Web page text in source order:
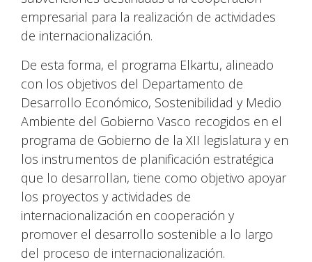
empresarial para la realización de actividades
de internacionalización.
De esta forma, el programa Elkartu, alineado
con los objetivos del Departamento de
Desarrollo Económico, Sostenibilidad y Medio
Ambiente del Gobierno Vasco recogidos en el
programa de Gobierno de la XII legislatura y en
los instrumentos de planificación estratégica
que lo desarrollan, tiene como objetivo apoyar
los proyectos y actividades de
internacionalización en cooperación y
promover el desarrollo sostenible a lo largo
del proceso de internacionalización.